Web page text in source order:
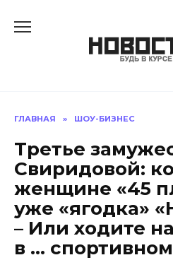
ГЛАВНАЯ » ШОУ-БИЗНЕС
Третье
Свиридовой:
женщине «45
уже «ягодка»
– Или ходите
в …